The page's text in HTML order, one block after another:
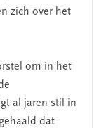
zich over het
om in het
al jaren stil in
dat